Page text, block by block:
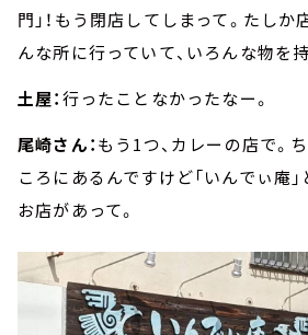
門」！もう閉店してしまって。たし
んな所に行っていて、いろんな物を
土屋：行ったことなかったなー。
尾崎さん：もう1つ、カレーの店で。
ころにあるんですけど「いんでぃ庵
お店があって。